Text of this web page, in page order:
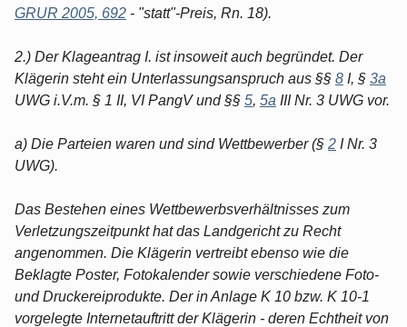
GRUR 2005, 692 - "statt"-Preis, Rn. 18).
2.) Der Klageantrag I. ist insoweit auch begründet. Der
Klägerin steht ein Unterlassungsanspruch aus §§ 8 I, § 3a
UWG i.V.m. § 1 II, VI PangV und §§ 5, 5a III Nr. 3 UWG vor.
a) Die Parteien waren und sind Wettbewerber (§ 2 I Nr. 3
UWG).
Das Bestehen eines Wettbewerbsverhältnisses zum
Verletzungszeitpunkt hat das Landgericht zu Recht
angenommen. Die Klägerin vertreibt ebenso wie die
Beklagte Poster, Fotokalender sowie verschiedene Foto-
und Druckereiprodukte. Der in Anlage K 10 bzw. K 10-1
vorgelegte Internetauftritt der Klägerin - deren Echtheit von